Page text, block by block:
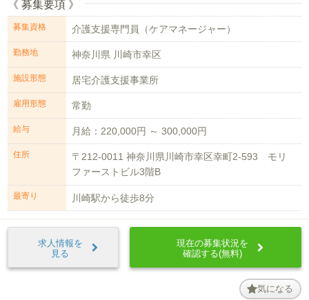
《 募集要項 》
募集資格 介護支援専門員（ケアマネージャー）
勤務地 神奈川県 川崎市幸区
施設形態 居宅介護支援事業所
雇用形態 常勤
給与 月給：220,000円 ～ 300,000円
住所
〒212-0011 神奈川県川崎市幸区幸町2-593 モリ
ファーストビル3階B
最寄り 川崎駅から徒歩8分
求人情報を
見る
現在の募集状況を
確認する(無料)
気になる